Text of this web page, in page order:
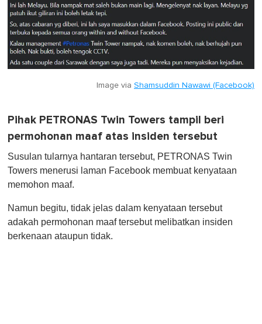
Image via Shamsuddin Nawawi (Facebook)
Pihak PETRONAS Twin Towers tampil beri
permohonan maaf atas insiden tersebut
Susulan tularnya hantaran tersebut, PETRONAS Twin
Towers menerusi laman Facebook membuat kenyataan
memohon maaf.
Namun begitu, tidak jelas dalam kenyataan tersebut
adakah permohonan maaf tersebut melibatkan insiden
berkenaan ataupun tidak.